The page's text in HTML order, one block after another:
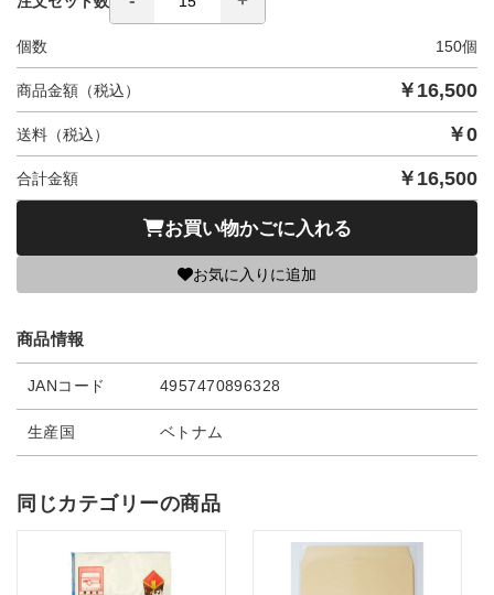
個数 150個
商品金額（税込） ￥ 16,500
送料（税込） ￥0
合計金額 ￥ 16,500
お買い物かごに入れる
お気に入りに追加
商品情報
JANコード 4957470896328
生産国 ベトナム
同じカテゴリーの商品